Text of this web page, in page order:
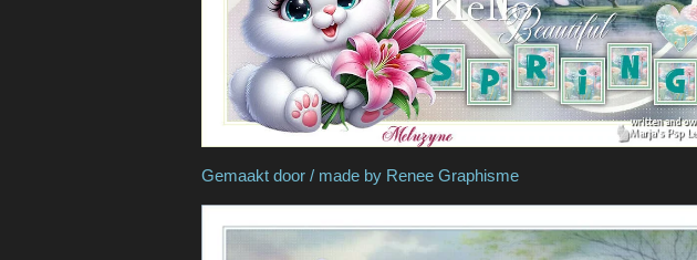
Gemaakt door / made by Renee